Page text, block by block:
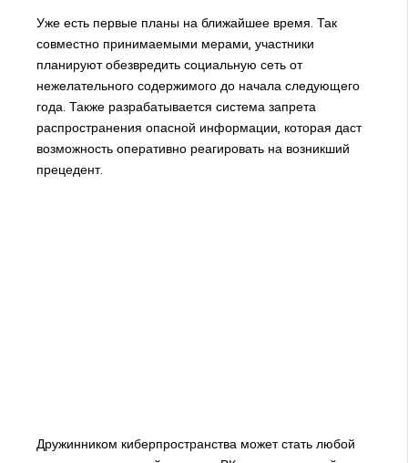
Уже есть первые планы на ближайшее время. Так
совместно принимаемыми мерами, участники
планируют обезвредить социальную сеть от
нежелательного содержимого до начала следующего
года. Также разрабатывается система запрета
распространения опасной информации, которая даст
возможность оперативно реагировать на возникший
прецедент.
Дружинником киберпространства может стать любой